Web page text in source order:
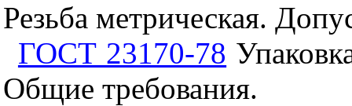
Резьба метрическая.
ГОСТ 23170-78
Общие требования.